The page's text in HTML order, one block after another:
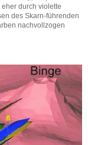
durch violette
des Skarn-führenden
nachvollzogen